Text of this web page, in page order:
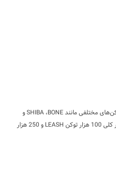
SHIBA یک اکوسیستم غیرمتمرکز است که توکن‌های مختلفی مانند SHIBA ،BONE و
LEASH ارزهای آن محسوب می‌شوند. به طور کلی 100 هزار توکن LEASH و 250 هزار